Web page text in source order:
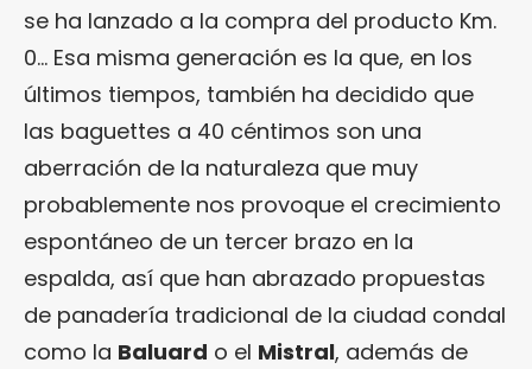
se ha lanzado a la compra del producto Km.
0… Esa misma generación es la que, en los
últimos tiempos, también ha decidido que
las baguettes a 40 céntimos son una
aberración de la naturaleza que muy
probablemente nos provoque el crecimiento
espontáneo de un tercer brazo en la
espalda, así que han abrazado propuestas
de panadería tradicional de la ciudad condal
como la Baluard o el Mistral, además de